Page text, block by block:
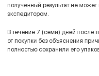
полученный результат не
экспедитором.
В течение 7 (семи) дней после
от покупки без объяснения
полностью сохранили его